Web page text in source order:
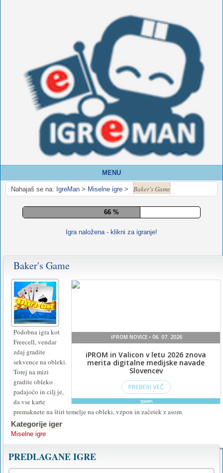
MENU
Nahajaš se na: IgreMan > Miselne igre > Baker's Game
71 %
Igra naložena - klikni za igranje!
Baker's Game
Podobna igra kot
Freecell, vendar
zdaj gradite
sekvence na obleki.
Torej na mizi
gradite obleko
padajočo in cilj je,
da vse karte
premaknete na štiri temelje na obleki, vzpon in začetek z asom.
Kategorije iger
Miselne igre
PREDLAGANE IGRE